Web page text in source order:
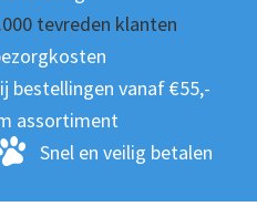
tevreden klanten
bestellingen vanaf €55,-
assortiment
Snel en veilig betalen